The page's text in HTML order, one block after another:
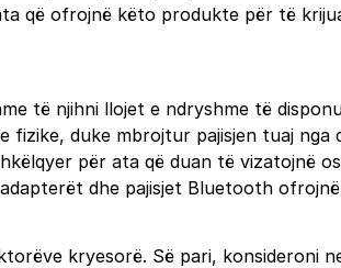
që ofrojnë këto produkte për të
të njihni llojet e ndryshme të
duke mbrojtur pajisjen tuaj
për ata që duan të vizatojnë
dhe pajisjet Bluetooth
kryesorë. Së pari, konsideroni